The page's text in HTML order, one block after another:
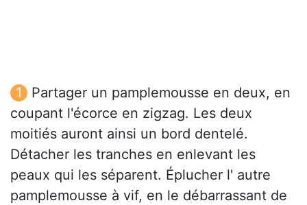
Partager un pamplemousse en deux, en
coupant l'écorce en zigzag. Les deux
moitiés auront ainsi un bord dentelé.
Détacher les tranches en enlevant les
peaux qui les séparent. Éplucher l' autre
pamplemousse à vif, en le débarrassant de